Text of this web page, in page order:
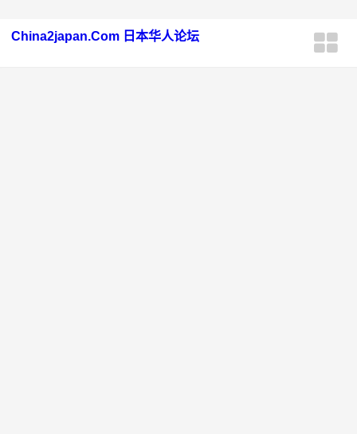
China2japan.Com 日本华人论坛